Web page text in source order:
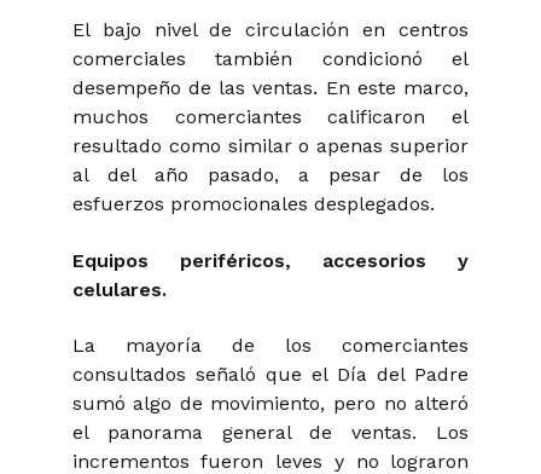
El bajo nivel de circulación en centros
comerciales también condicionó el
desempeño de las ventas. En este marco,
muchos comerciantes calificaron el
resultado como similar o apenas superior
al del año pasado, a pesar de los
esfuerzos promocionales desplegados.
Equipos periféricos, accesorios y
celulares.
La mayoría de los comerciantes
consultados señaló que el Día del Padre
sumó algo de movimiento, pero no alteró
el panorama general de ventas. Los
incrementos fueron leves y no lograron